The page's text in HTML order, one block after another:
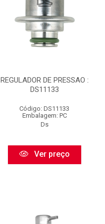
REGULADOR DE PRESSAO :
DS11133
Código: DS11133
Embalagem: PC
Ds
Ver preço